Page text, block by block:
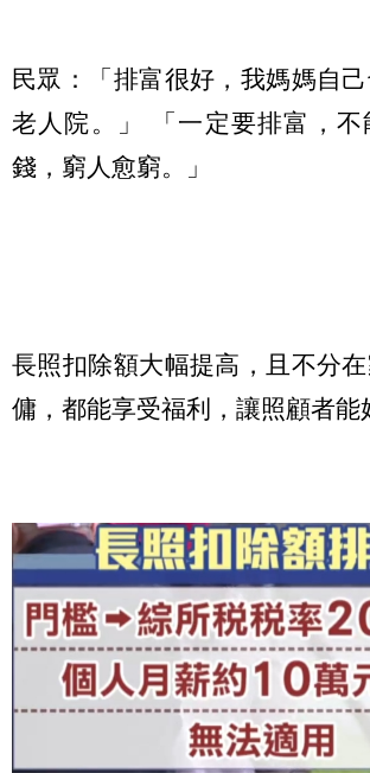
民眾：「排富很好，我媽媽自
老人院。」 「一定要排富，不
錢，窮人愈窮。」
長照扣除額大幅提高，且不分
傭，都能享受福利，讓照顧者能